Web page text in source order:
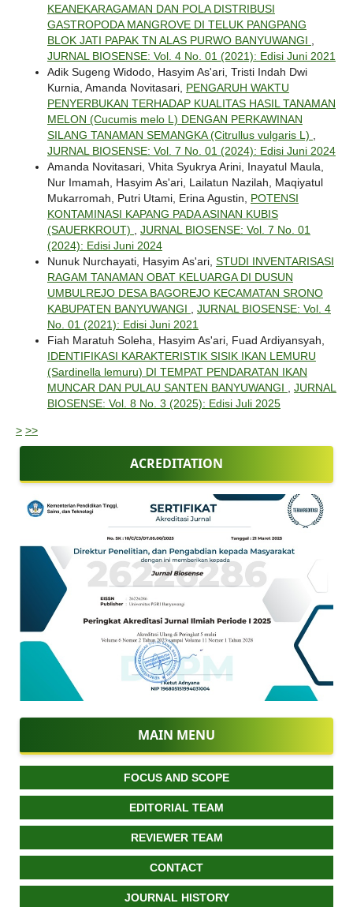
KEANEKARAGAMAN DAN POLA DISTRIBUSI
GASTROPODA MANGROVE DI TELUK PANGPANG
BLOK JATI PAPAK TN ALAS PURWO BANYUWANGI
JURNAL BIOSENSE: Vol. 4 No. 01 (2021): Edisi Juni 2021
Adik Sugeng Widodo, Hasyim As'ari, Tristi Indah Dwi
Kurnia, Amanda Novitasari, PENGARUH WAKTU
PENYERBUKAN TERHADAP KUALITAS HASIL TANAMAN
MELON (Cucumis melo L) DENGAN PERKAWINAN
SILANG TANAMAN SEMANGKA (Citrullus vulgaris L)
JURNAL BIOSENSE: Vol. 7 No. 01 (2024): Edisi Juni 2024
Amanda Novitasari, Vhita Syukrya Arini, Inayatul Maula,
Nur Imamah, Hasyim As'ari, Lailatun Nazilah, Maqiyatul
Mukarromah, Putri Utami, Erina Agustin, POTENSI
KONTAMINASI KAPANG PADA ASINAN KUBIS
(SAUERKROUT)
JURNAL BIOSENSE: Vol. 7 No. 01
(2024): Edisi Juni 2024
Nunuk Nurchayati, Hasyim As'ari, STUDI INVENTARISASI
RAGAM TANAMAN OBAT KELUARGA DI DUSUN
UMBULREJO DESA BAGOREJO KECAMATAN SRONO
KABUPATEN BANYUWANGI
JURNAL BIOSENSE: Vol. 4
No. 01 (2021): Edisi Juni 2021
Fiah Maratuh Soleha, Hasyim As'ari, Fuad Ardiyansyah,
IDENTIFIKASI KARAKTERISTIK SISIK IKAN LEMURU
(Sardinella lemuru) DI TEMPAT PENDARATAN IKAN
MUNCAR DAN PULAU SANTEN BANYUWANGI
JURNAL
BIOSENSE: Vol. 8 No. 3 (2025): Edisi Juli 2025
> >>
ACREDITATION
MAIN MENU
FOCUS AND SCOPE
EDITORIAL TEAM
REVIEWER TEAM
CONTACT
JOURNAL HISTORY